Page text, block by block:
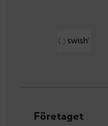
Företaget